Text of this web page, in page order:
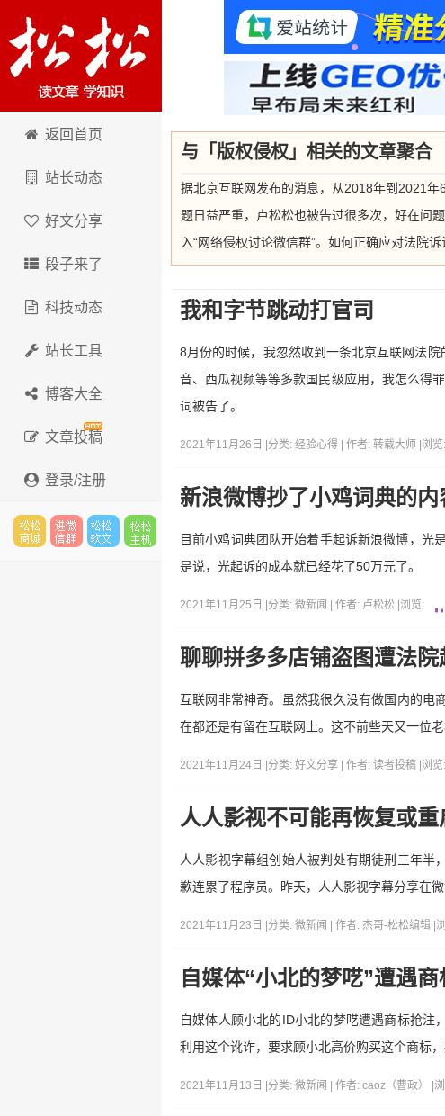
卢松松博客
返回首页
站长动态
好文分享
段子来了
科技动态
站长工具
博客大全
文章投稿
登录/注册
与「版权侵权」相关的文章聚合
据北京互联网发布的消息，从2018年到2021
题日益严重，卢松松也被告过很多次，好在问
入“网络侵权讨论微信群”。如何正确应对法院诉
我和字节跳动打官司
8月份的时候，我忽然收到一条北京互联网法
音、西瓜视频等等多款国民级应用，我怎么得
词被告了。
2021年11月26日 | 分类: 经验心得 | 作者: 转载大师 浏览:
新浪微博抄了小鸡词典的内
目前小鸡词典团队开始着手起诉新浪微博，光
是说，光起诉的成本就已经花了50万元了。
2021年11月25日 | 分类: 微新闻 | 作者: 卢松松 浏览:
聊聊拼多多店铺盗图遭法院
互联网非常神奇。虽然我很久没有做国内的电
在都还是有留在互联网上。这不前些天又一位
2021年11月24日 | 分类: 好文分享 | 作者: 读者投稿 浏览:
人人影视不可能再恢复或重
人人影视字幕组创始人被判处有期徒刑三年半
歉连累了程序员。昨天，人人影视字幕分享在
2021年11月23日 | 分类: 微新闻 | 作者: 杰哥-松松编辑
自媒体“小北的梦呓”遭遇
自媒体人顾小北的ID小北的梦呓遭遇商标抢注
利用这个讹诈，要求顾小北高价购买这个商标，
2021年11月13日 | 分类: 微新闻 | 作者: caoz（曹政）